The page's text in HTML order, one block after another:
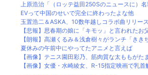
上原浩治「（ロッテ益田250Sのニュースに）
EVって中国のせいで完全に終わったよな他
玉置浩二＆ASKA、10数年越しコラボ曲リリ
【悲報】思春期の娘に「キモッ」と言われたお
【朗報】高瀬くるみ＆浅倉樹々がランチ「きき
夏休みの午前中にやってたアニメと言えば
【画像】テニス園田彩乃、筋肉質な太ももがた
【画像】女優・水崎綾女、R-15指定映画で乳